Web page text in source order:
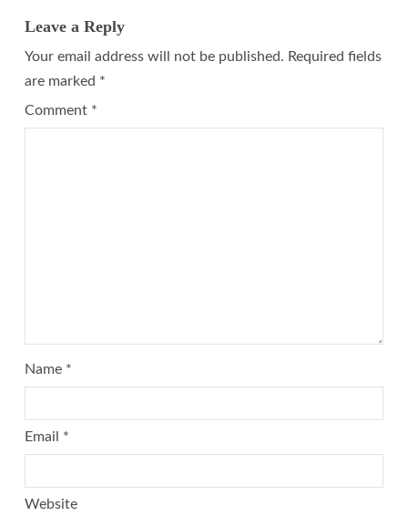
Leave a Reply
Your email address will not be published. Required fields
are marked *
Comment *
Name *
Email *
Website